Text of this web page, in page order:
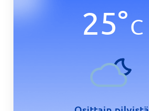
25°C